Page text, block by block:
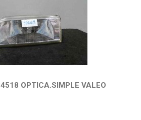
OPTICA.SIMPLE VALEO